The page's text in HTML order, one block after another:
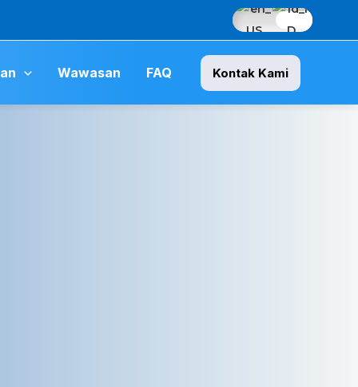
Wawasan FAQ Kontak Kami